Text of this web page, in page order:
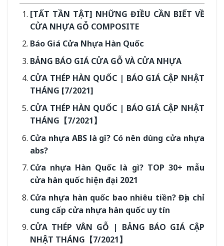
[TẤT TẦN TẬT] NHỮNG ĐIỀU CẦN BIẾT VỀ
CỬA NHỰA GỖ COMPOSITE
Báo Giá Cửa Nhựa Hàn Quốc
BẢNG BÁO GIÁ CỬA GỖ VÀ CỬA NHỰA
CỬA THÉP HÀN QUỐC | BÁO GIÁ CẬP NHẬT
THÁNG [7/2021]
CỬA THÉP HÀN QUỐC | BÁO GIÁ CẬP NHẬT
THÁNG【7/2021】
Cửa nhựa ABS là gì? Có nên dùng cửa nhựa
abs?
Cửa nhựa Hàn Quốc là gì? TOP 30+ mẫu
cửa hàn quốc hiện đại 2021
Cửa nhựa hàn quốc bao nhiêu tiền? Địa chỉ
cung cấp cửa nhựa hàn quốc uy tín
CỬA THÉP VÂN GỖ | BẢNG BÁO GIÁ CẬP
NHẬT THÁNG【7/2021】